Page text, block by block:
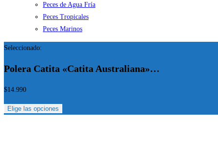
Peces de Agua Fría
Peces Tropicales
Peces Marinos
Seleccionado:
Polera Catita «Catita Australiana»…
$14.990
Elige las opciones